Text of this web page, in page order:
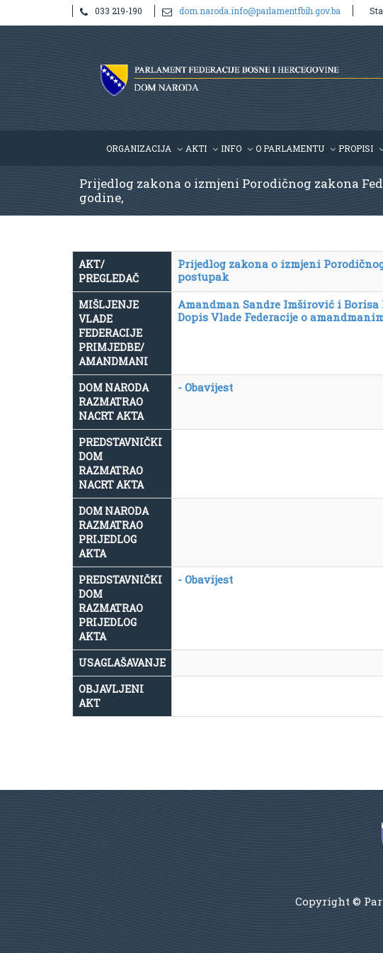
033 219-190 dom.naroda.info@parlamentfbih.gov.ba
ORGANIZACIJA AKTI INFO O PARLAMENTU PROPISI
Prijedlog zakona o izmjeni Porodičnog zakona
godine,
AKT/
PREGLEDAČ
Prijedlog zakona o izmjeni
postupak
MIŠLJENJE
VLADE
FEDERACIJE
PRIMJEDBE/
AMANDMANI
Amandman Sandre Imširović i Borisa
Dopis Vlade Federacije o
DOM NARODA
RAZMATRAO
NACRT AKTA
- Obavijest
PREDSTAVNIČKI
DOM
RAZMATRAO
NACRT AKTA
DOM NARODA
RAZMATRAO
PRIJEDLOG
AKTA
PREDSTAVNIČKI
DOM
RAZMATRAO
PRIJEDLOG
AKTA
- Obavijest
USAGLAŠAVANJE
OBJAVLJENI
AKT
Copyright ©